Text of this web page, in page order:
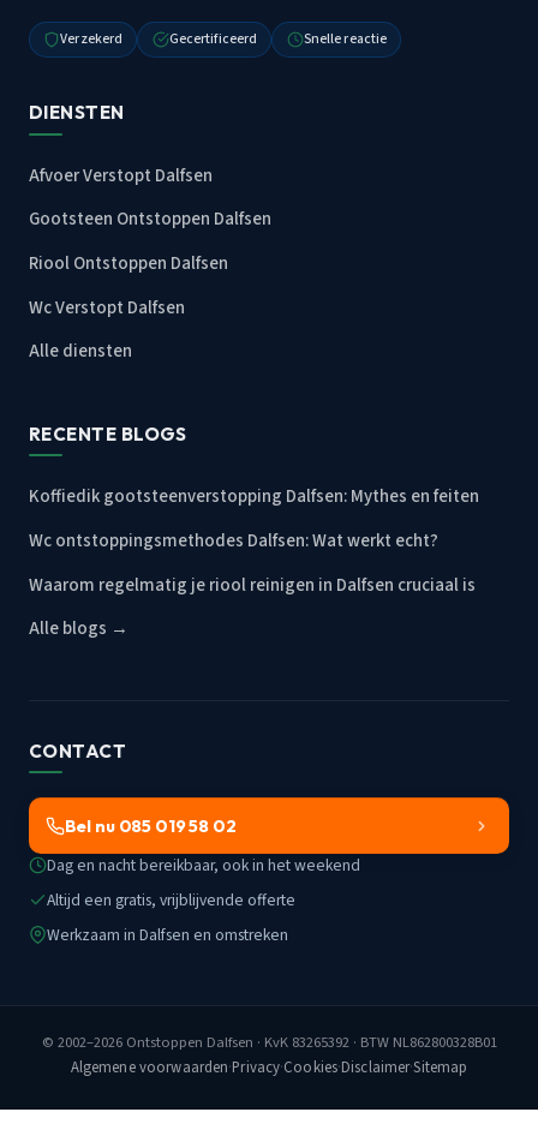
Verzekerd Gecertificeerd Snelle reactie
DIENSTEN
Afvoer Verstopt Dalfsen
Gootsteen Ontstoppen Dalfsen
Riool Ontstoppen Dalfsen
Wc Verstopt Dalfsen
Alle diensten
RECENTE BLOGS
Koffiedik gootsteenverstopping Dalfsen: Mythes en feiten
Wc ontstoppingsmethodes Dalfsen: Wat werkt echt?
Waarom regelmatig je riool reinigen in Dalfsen cruciaal is
Alle blogs →
CONTACT
Bel nu 085 019 58 02
Dag en nacht bereikbaar, ook in het weekend
Altijd een gratis, vrijblijvende offerte
Werkzaam in Dalfsen en omstreken
© 2002–2026 Ontstoppen Dalfsen · KvK 83265392 · BTW NL862800328B01
Algemene voorwaarden·Privacy·Cookies·Disclaimer·Sitemap